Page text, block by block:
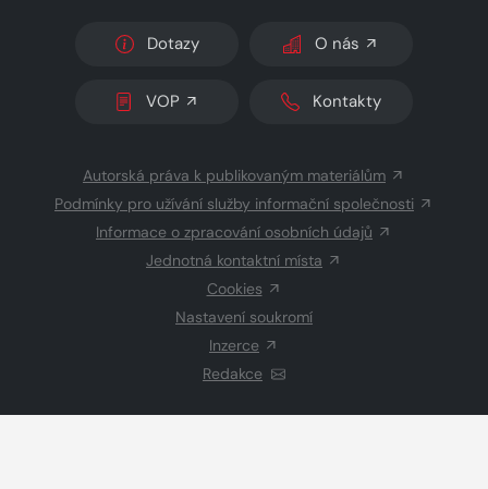
Dotazy O nás
VOP Kontakty
Autorská práva k publikovaným materiálům
Podmínky pro užívání služby informační společnosti
Informace o zpracování osobních údajů
Jednotná kontaktní místa
Cookies
Nastavení soukromí
Inzerce
Redakce